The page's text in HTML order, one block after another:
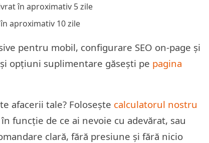
în aproximativ 5 zile
aproximativ 10 zile
pentru mobil, configurare SEO on-page și
opțiuni suplimentare găsești pe pagina
afacerii tale? Folosește calculatorul nostru
funcție de ce ai nevoie cu adevărat, sau
clară, fără presiune și fără nicio